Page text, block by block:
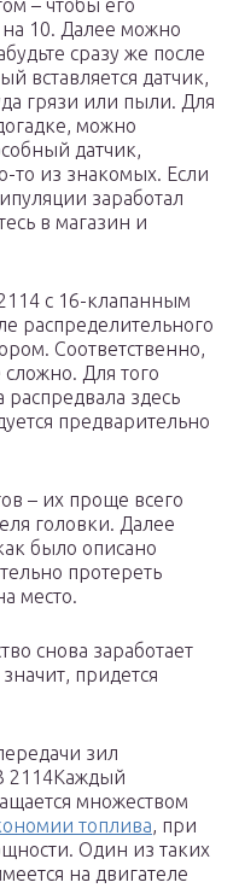
– чтобы его
на 10. Далее можно
сразу же после
вставляется датчик,
грязи или пыли. Для
можно
датчик,
то из знакомых. Если
заработал
в магазин и
с 16-клапанным
распределительного
Соответственно,
сложно. Для того
здесь
предварительно
– их проще всего
головки. Далее
было описано
протереть
место.
снова заработает
придется
зил
2114Каждый
множеством
топлива, при
Один из таких
на двигателе